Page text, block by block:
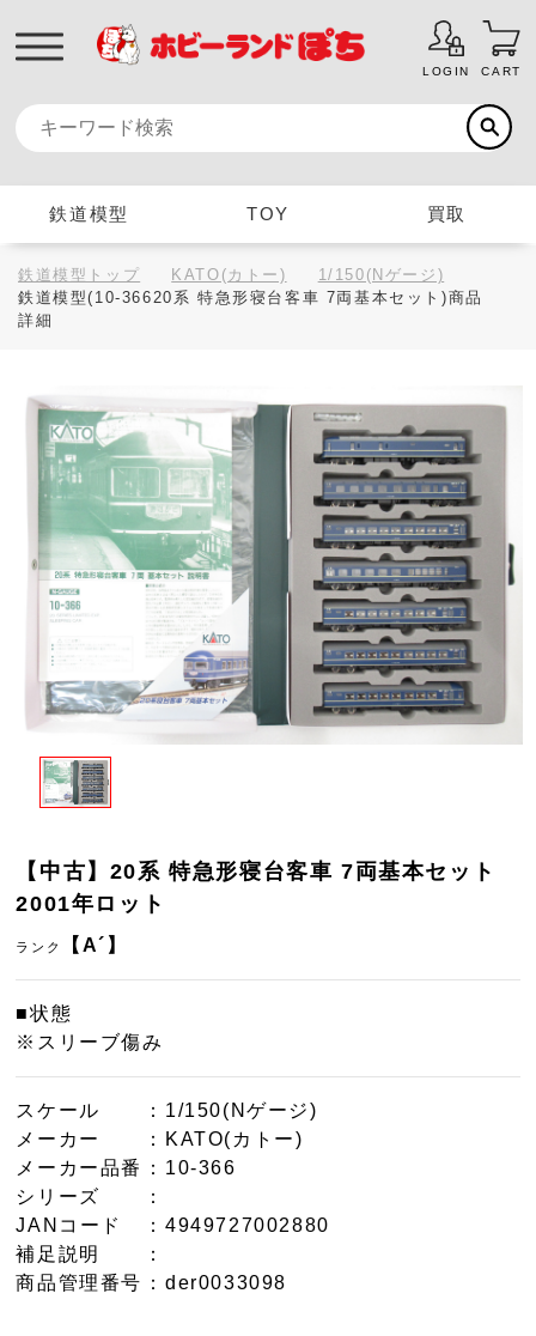
LOGIN CART
鉄道模型 TOY 買取
鉄道模型トップ KATO(カトー)
1/150(Nゲージ)
鉄道模型(10-36620系 特急形寝台客車 7両基本セット)商品
詳細
【中古】20系 特急形寝台客車 7両基本セット
2001年ロット
ランク 【A´】
■状態
※スリーブ傷み
スケール
：1/150(Nゲージ)
メーカー
：KATO(カトー)
メーカー品番
：10-366
シリーズ
：
JANコード
：4949727002880
補足説明
：
商品管理番号 ：der0033098